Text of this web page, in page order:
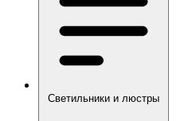
Светильники и люстры